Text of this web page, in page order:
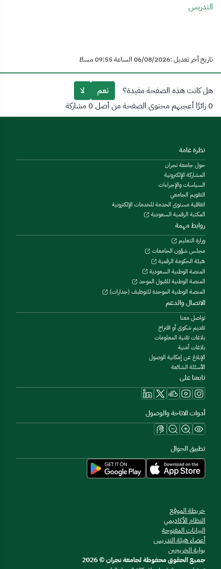
التدريس
تاريخ آخر تعديل :06/08/2026 الساعة 09:55 مساءً
هل كانت هذه الصفحة مفيدة؟ نعم
لا
0 زائرًا أعجبهم محتوى الصفحة من أصل 0 مشاركة
نظرة عامة
حول جامعة نجران
المشاركة الإلكترونية
السياسات والإجراءات
التقويم الجامعي
اتفاقية مستوى الخدمة للخدمات الإلكترونية
المكتبة الرقمية السعودية
روابط مهمة
وزارة التعليم
مجلس شؤون الجامعات
هيئة الحكومة الرقمية
المنصة الوطنية السعودية
المنصة الوطنية للقبول الموحد
المنصة الوطنية الموحدة للتوظيف (جدارات)
الاتصال والدعم
تواصل معنا
تقديم شكوى أو اقتراح
بلاغات تقنية المعلومات
بلاغات أمنية
الإبلاغ عن إمكانية الوصول
الأسئلة الشائعة
تابعنا على
أدوات الاتاحة والوصول
تطبيق الجوال
خريطة الموقع
النظام الأكاديمي
البيانات المفتوحة
أعضاء هيئة التدريس
بوابة الخريجين
جميع الحقوق محفوظة لجامعة نجران © 2026